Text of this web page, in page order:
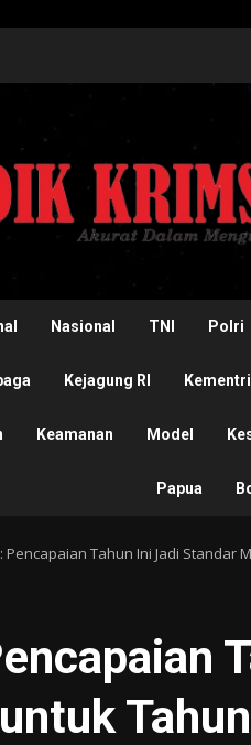
Nasional TNI Polri
Kejagung RI
Keamanan Model
Papua
Pencapaian Tahun Ini Jadi Standar